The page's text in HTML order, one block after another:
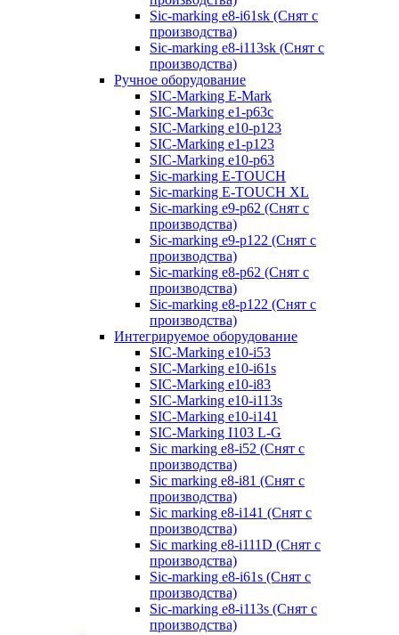
Sic-marking e8-i61sk (Снят с
производства)
Sic-marking e8-i113sk (Снят с
производства)
Ручное оборудование
SIC-Marking E-Mark
SIC-Marking e1-p63с
SIC-Marking e10-p123
SIC-Marking e1-p123
SIC-Marking e10-p63
Sic-marking E-TOUCH
Sic-marking E-TOUCH XL
Sic-marking e9-p62 (Снят с
производства)
Sic-marking e9-p122 (Снят с
производства)
Sic-marking e8-p62 (Снят с
производства)
Sic-marking e8-p122 (Снят с
производства)
Интегрируемое оборудование
SIC-Marking e10-i53
SIC-Marking e10-i61s
SIC-Marking e10-i83
SIC-Marking e10-i113s
SIC-Marking e10-i141
SIC-Marking I103 L-G
Sic marking e8-i52 (Снят с
производства)
Sic marking e8-i81 (Снят с
производства)
Sic marking e8-i141 (Снят с
производства)
Sic marking e8-i111D (Снят с
производства)
Sic-marking e8-i61s (Снят с
производства)
Sic-marking e8-i113s (Снят с
производства)